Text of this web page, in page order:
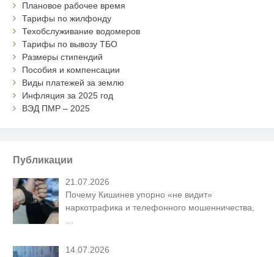
Плановое рабочее время
Тарифы по жилфонду
Техобслуживание водомеров
Тарифы по вывозу ТБО
Размеры стипендий
Пособия и компенсации
Виды платежей за землю
Инфляция за 2025 год
ВЭД ПМР – 2025
Публикации
21.07.2026
Почему Кишинев упорно «не видит»
наркотрафика и телефонного мошенничества,
14.07.2026